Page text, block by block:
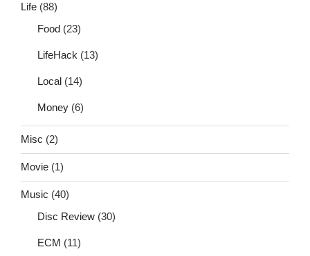
Life (88)
Food (23)
LifeHack (13)
Local (14)
Money (6)
Misc (2)
Movie (1)
Music (40)
Disc Review (30)
ECM (11)